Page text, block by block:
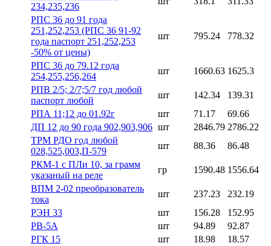
234,235,236
РПС 36 до 91 года
251,252,253 (РПС 36 91-92
года паспорт 251,252,253
-50% от цены)
шт 795.24 778.32
РПС 36 до 79.12 года
254,255,256,264
шт 1660.63 1625.3
РПВ 2/5; 2/7;5/7 год любой
паспорт любой
шт 142.34
139.31
РПА 11;12 до 01.92г
шт 71.17
69.66
ДП 12 до 90 года 902,903,906 шт 2846.79 2786.22
ТРМ РДО год любой
028,525,003,П-579
шт 88.36
86.48
РКМ-1 с ПЛи 10, за грамм
указаный на реле
гр 1590.48 1556.64
ВПМ 2-02 преобразователь
тока
шт 237.23
232.19
РЭН 33
шт 156.28
152.95
РВ-5А
шт 94.89
92.87
РГК 15
шт 18.98
18.57